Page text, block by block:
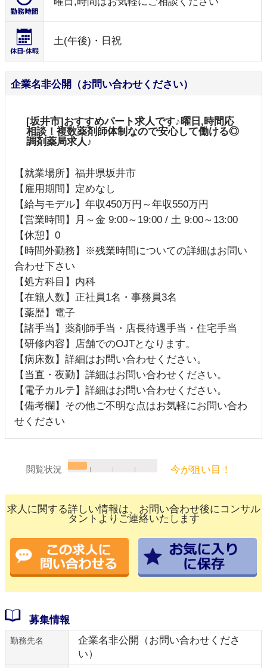
土(午後)・日祝
企業名非公開（お問い合わせください）
[坂井市]おすすめパート求人です♪曜日,時間応
相談！複数薬剤師体制なので安心して働ける◎
調剤薬局求人♪
【就業場所】福井県坂井市
【雇用期間】定めなし
【給与モデル】年収450万円～年収550万円
【営業時間】月～金 9:00～19:00 / 土 9:00～13:00
【休憩】0
【時間外勤務】※残業時間についての詳細はお問い
合わせ下さい
【処方科目】内科
【在籍人数】正社員1名・事務員3名
【薬歴】電子
【諸手当】薬剤師手当・店長待遇手当・住宅手当
【研修内容】店舗でのOJTとなります。
【病床数】詳細はお問い合わせください。
【当直・夜勤】詳細はお問い合わせください。
【電子カルテ】詳細はお問い合わせください。
【備考欄】その他ご不明な点はお気軽にお問い合わ
せください
閲覧状況 今が狙い目！
求人に関する詳しい情報は、お問い合わせ後にコンサル
タントよりご連絡いたします
募集情報
勤務先名
企業名非公開（お問い合わせくださ
い）